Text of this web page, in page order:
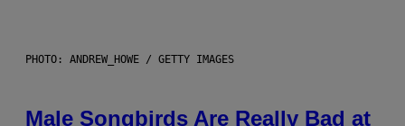
PHOTO: ANDREW_HOWE / GETTY IMAGES
Male Songbirds Are Really Bad at